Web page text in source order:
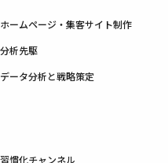
ホームページ・集客サイト制作
分析先駆
データ分析と戦略策定
習慣化チャンネル